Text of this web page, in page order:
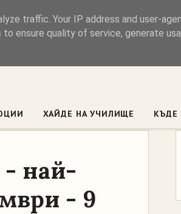
ХАЙДЕ НА УЧИЛИЩЕ КЪДЕ
най-
- 9
traffic. Your IP address and user-
ensure quality of service, generate